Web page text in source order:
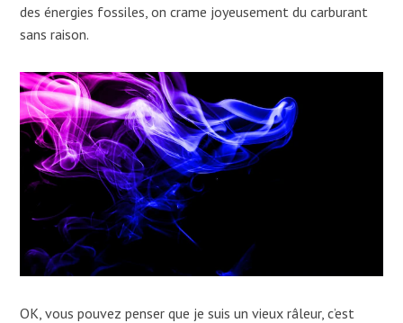
des énergies fossiles, on crame joyeusement du carburant
sans raison.
OK, vous pouvez penser que je suis un vieux râleur, c’est